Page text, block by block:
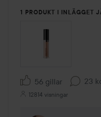
1 PRODUKT I INLÄGGET
56 gillar 23
12814 visningar